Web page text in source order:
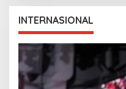
INTERNASIONAL